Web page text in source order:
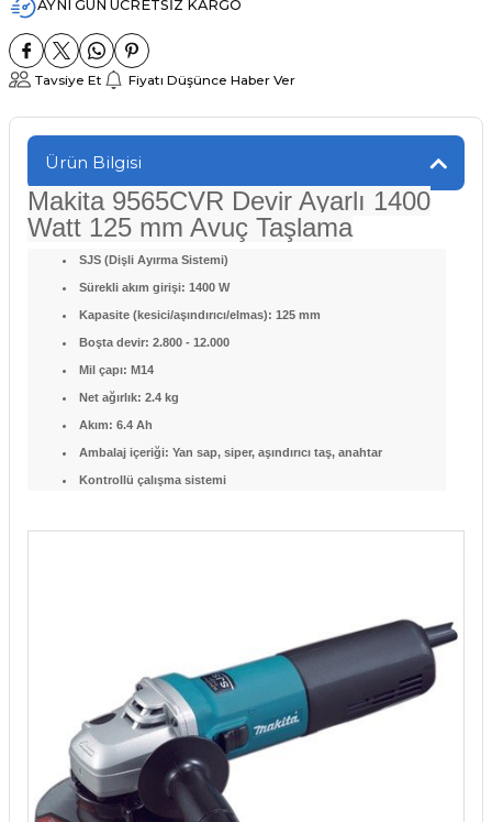
AYNI GÜN ÜCRETSİZ KARGO
Tavsiye Et Fiyatı Düşünce Haber Ver
Ürün Bilgisi
Makita 9565CVR Devir Ayarlı 1400
Watt 125 mm Avuç Taşlama
SJS (Dişli Ayırma Sistemi)
Sürekli akım girişi: 1400 W
Kapasite (kesici/aşındırıcı/elmas): 125 mm
Boşta devir: 2.800 - 12.000
Mil çapı: M14
Net ağırlık: 2.4 kg
Akım: 6.4 Ah
Ambalaj içeriği: Yan sap, siper, aşındırıcı taş, anahtar
Kontrollü çalışma sistemi